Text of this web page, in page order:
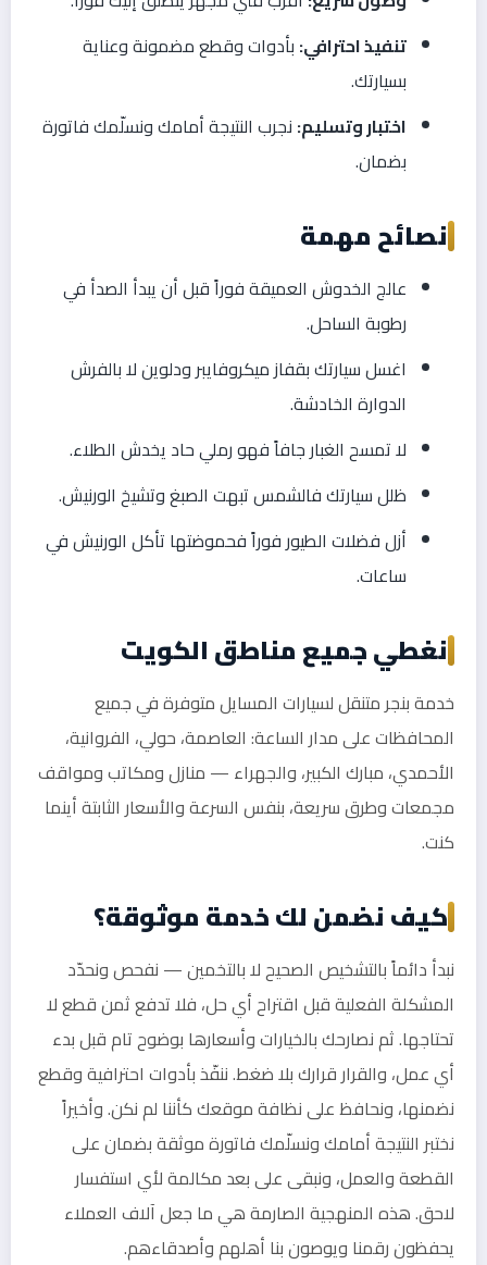
تنفيذ احترافي: بأدوات وقطع مضمونة وعناية
بسيارتك.
اختبار وتسليم: نجرب النتيجة أمامك ونسلّمك فاتورة
بضمان.
نصائح مهمة
عالج الخدوش العميقة فوراً قبل أن يبدأ الصدأ في
رطوبة الساحل.
اغسل سيارتك بقفاز ميكروفايبر ودلوين لا بالفرش
الدوارة الخادشة.
لا تمسح الغبار جافاً فهو رملي حاد يخدش الطلاء.
ظلل سيارتك فالشمس تبهت الصبغ وتشيخ الورنيش.
أزل فضلات الطيور فوراً فحموضتها تأكل الورنيش في
ساعات.
نغطي جميع مناطق الكويت
خدمة بنجر متنقل لسيارات المسايل متوفرة في جميع
المحافظات على مدار الساعة: العاصمة، حولي، الفروانية،
الأحمدي، مبارك الكبير، والجهراء — منازل ومكاتب ومواقف
مجمعات وطرق سريعة، بنفس السرعة والأسعار الثابتة أينما
كنت.
كيف نضمن لك خدمة موثوقة؟
نبدأ دائماً بالتشخيص الصحيح لا بالتخمين — نفحص ونحدّد
المشكلة الفعلية قبل اقتراح أي حل، فلا تدفع ثمن قطع لا
تحتاجها. ثم نصارحك بالخيارات وأسعارها بوضوح تام قبل بدء
أي عمل، والقرار قرارك بلا ضغط. ننفّذ بأدوات احترافية وقطع
نضمنها، ونحافظ على نظافة موقعك كأننا لم نكن. وأخيراً
نختبر النتيجة أمامك ونسلّمك فاتورة موثقة بضمان على
القطعة والعمل، ونبقى على بعد مكالمة لأي استفسار
لاحق. هذه المنهجية الصارمة هي ما جعل آلاف العملاء
يحفظون رقمنا ويوصون بنا أهلهم وأصدقاءهم.